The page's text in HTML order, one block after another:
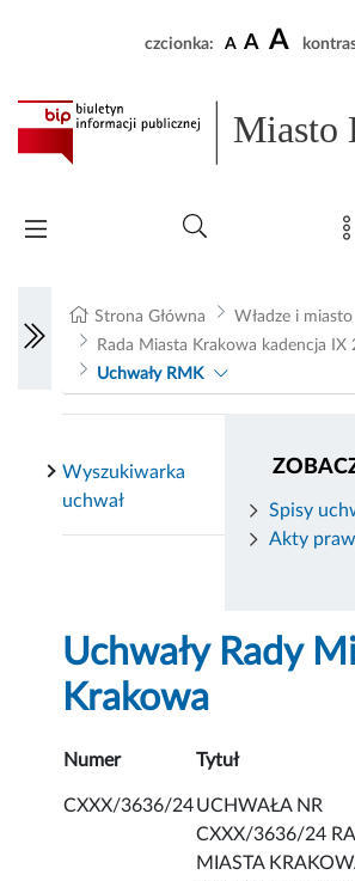
czcionka: A A A
Miasto
Strona Główna
Władze i miasto
Rada Miasta Krakowa kadencja IX
Uchwały RMK
Spisy
Akty
Wyszukiwarka
uchwał
Uchwały Rady
Krakowa
Numer Tytuł
CXXX/3636/24UCHWAŁA NR
CXXX/3636/24
MIASTA